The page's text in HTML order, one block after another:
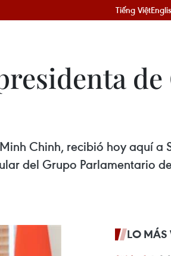
Tiếng Việt
de
Chinh, recibió hoy aquí a
del Grupo Parlamentario
LO MÁS